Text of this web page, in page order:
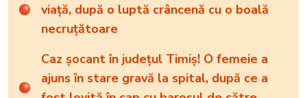
viață, după o luptă crâncenă cu o boală
necruțătoare
Caz șocant în județul Timiș! O femeie a
ajuns în stare gravă la spital, după ce a